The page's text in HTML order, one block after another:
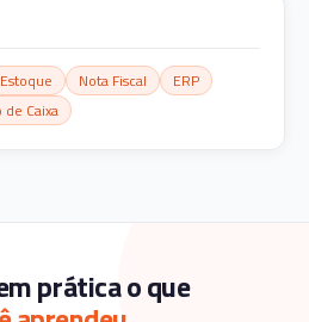
Estoque Nota Fiscal
ERP
de Caixa
prática o que